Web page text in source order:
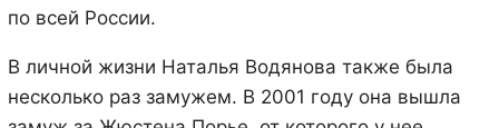
по всей России.
В личной жизни Наталья Водянова также была
несколько раз замужем. В 2001 году она вышла